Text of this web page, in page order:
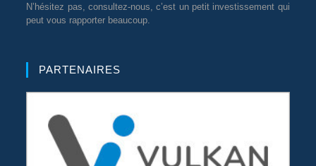
N’hésitez pas, consultez-nous, c’est un petit investissement qui
peut vous rapporter beaucoup.
PARTENAIRES